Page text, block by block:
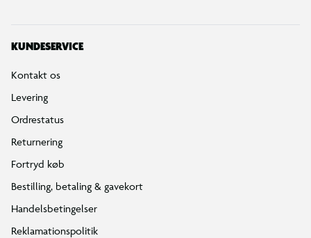
KUNDESERVICE
Kontakt os
Levering
Ordrestatus
Returnering
Fortryd køb
Bestilling, betaling & gavekort
Handelsbetingelser
Reklamationspolitik